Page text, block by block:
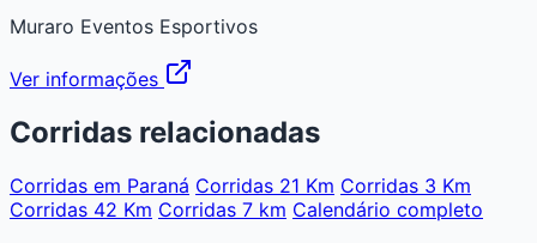
Muraro Eventos Esportivos
Ver informações
Corridas relacionadas
Corridas em Paraná Corridas 21 Km Corridas 3 Km
Corridas 42 Km Corridas 7 km Calendário completo